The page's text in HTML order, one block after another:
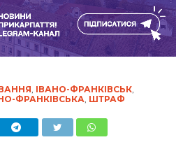
ІВАНО-ФРАНКІВСЬК,
ФРАНКІВСЬКА ШТРАФ